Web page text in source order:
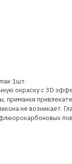
1шт.
окраску с 3D
не возникает.